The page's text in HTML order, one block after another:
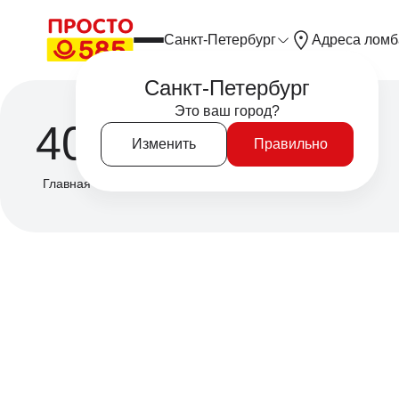
Санкт-Петербург
Санкт-Петербург
Это ваш город?
Изменить Правильно
Адреса
404
Главная